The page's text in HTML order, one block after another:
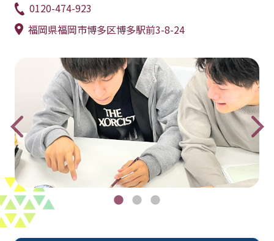
0120-474-923
福岡県福岡市博多区博多駅前3-8-24